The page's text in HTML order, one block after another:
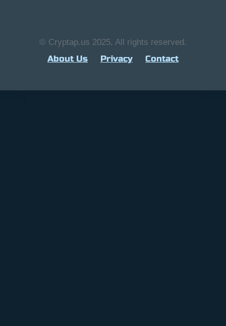
© Cryptap.us 2025, All rights reserved.
About Us Privacy Contact